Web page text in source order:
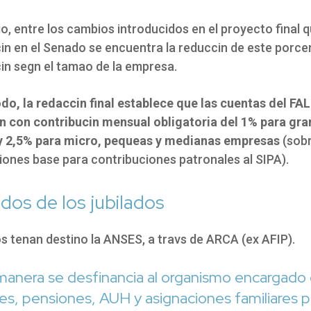
entre los cambios introducidos en el proyecto final
en el Senado se encuentra la reduccin de este
segn el tamao de la empresa.
la redaccin final establece que las cuentas del
con contribucin mensual obligatoria del 1% para
2,5% para micro, pequeas y medianas empresas
base para contribuciones patronales al SIPA).
de los jubilados
tenan destino la ANSES, a travs de ARCA (ex AFIP).
se desfinancia al organismo
pensiones, AUH y asignaciones familiares